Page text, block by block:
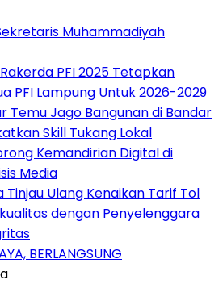
Muhammadiyah
PFI 2025 Tetapkan
PFI Lampung Untuk 2026-2029
Temu Jago Bangunan di Bandar
Skill Tukang Lokal
Kemandirian Digital di
Media
Tinjau Ulang Kenaikan Tarif Tol
dengan Penyelenggara
BERLANGSUNG